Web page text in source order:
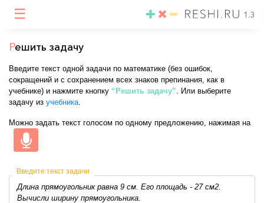
☰ 1.3
Решить задачу
Введите текст одной задачи по математике (без ошибок,
сокращений и с сохранением всех знаков препинания, как в
учебнике) и нажмите кнопку “Решить задачу”. Или выберите
задачу из учебника.
Можно задать текст голосом по одному предложению, нажимая на
Введите текст задачи